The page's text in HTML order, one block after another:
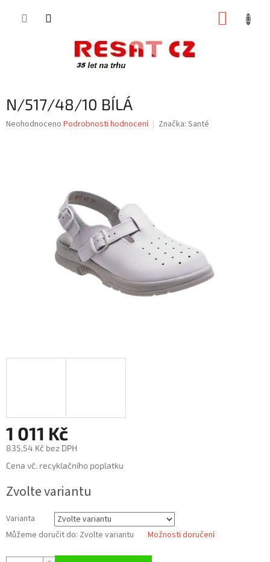
N/517/48/10 BÍLÁ
Průměrné
Neohodnoceno Podrobnosti hodnocení Značka: Santé
1 011 Kč
835,54 Kč bez DPH
Měrná
Cena vč. recyklačního poplatku
Zvolte variantu
Varianta
Můžeme doručit do: Zvolte variantu Možnosti doručení